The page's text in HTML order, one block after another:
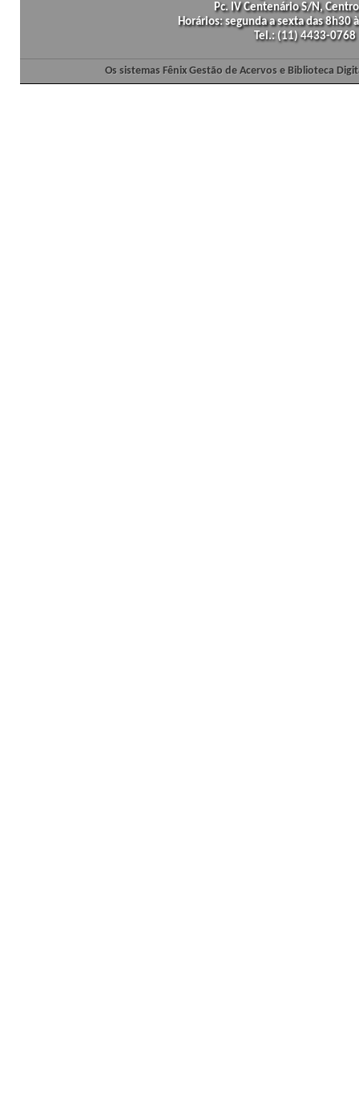
Pc. IV Centenário S/N,
Horários: segunda a sexta das
Tel.: (11) 4433-
Os sistemas Fênix Gestão de Acervos e Biblioteca